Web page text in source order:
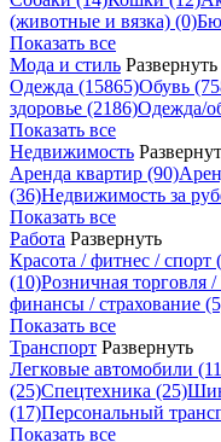
(животные и вязка) (0)
Показать все
Мода и стиль Развернуть
Одежда (15865)Обувь
здоровье (2186)Одежда/
Показать все
Недвижимость
Аренда квартир (90)
(36)Недвижимость за
Показать все
Работа Развернуть
Красота / фитнес / спорт
(10)Розничная торговля
финансы / страхование
Показать все
Транспорт Развернуть
Легковые автомобили
(25)Спецтехника (25)
(17)Персональный
Показать все